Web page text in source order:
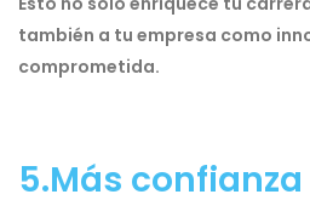
también a tu empresa como
comprometida.
5.Más